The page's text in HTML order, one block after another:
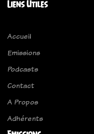
Liens Utiles
Accueil
Emissions
Podcasts
Contact
A Propos
Adhérents